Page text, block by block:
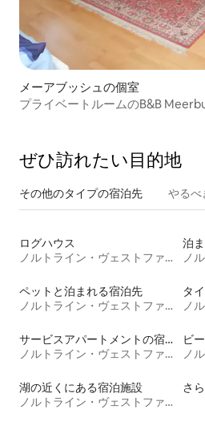
メーアブッシュの個室
プライベートルームのB&B
ぜひ訪⁠れ⁠た⁠い目⁠的⁠地
その他のタ⁠イ⁠プ⁠の宿⁠泊⁠先 やるべ
ログハウス
ノルトライン・ヴェストファーレン州
泊
ペットと泊まれる宿泊先
ノルトライン・ヴェストファーレン州
タ
サービスアパートメントの宿泊施設
ノルトライン・ヴェストファーレン州
ビ
湖の近くにある宿泊施設
ノルトライン・ヴェストファーレン州
さ